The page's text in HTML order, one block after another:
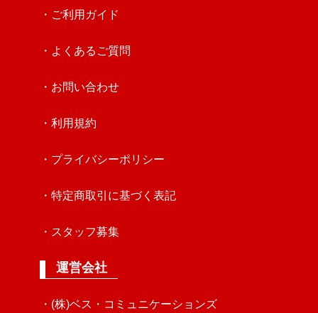
・ご利用ガイド
・よくあるご質問
・お問い合わせ
・利用規約
・プライバシーポリシー
・特定商取引に基づく表記
・スタッフ募集
運営会社
・(株)ベス・コミュニケーションズ